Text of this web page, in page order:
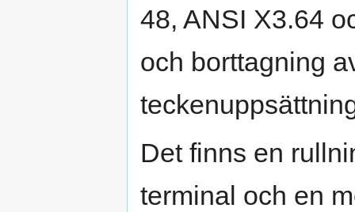
48, ANSI X3.64
och borttagning
Det finns en
terminal och en